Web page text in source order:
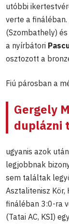
utóbbi
verte a
(Szombathely) és
a nyírbátori
osztozott a
Fiú párosban a
Gergely
duplázni
ugyanis azok
legjobbnak
sem találtak
Asztalitenisz Kör,
fináléban 3:0-ra
(Tatai AC, KSI)